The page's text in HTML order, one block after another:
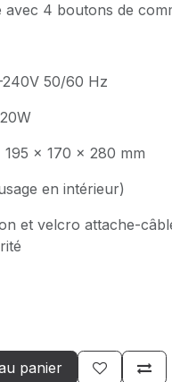
4 boutons de
240V 50/60 Hz
195 x 170 x 280 mm
en intérieur)
et velcro attache-
panier